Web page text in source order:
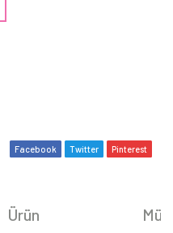
Facebook Twitter Pinterest
Ürün